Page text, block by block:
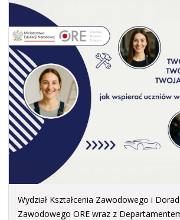
Wydział Kształcenia Zawodowego i
Zawodowego ORE wraz z